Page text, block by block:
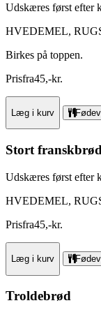
Udskæres først efter
HVEDEMEL,
Birkes på toppen.
Prisfra45,-kr.
Læg i kurv
Stort
Udskæres først efter
HVEDEMEL,
Prisfra45,-kr.
Læg i kurv
Troldebrød